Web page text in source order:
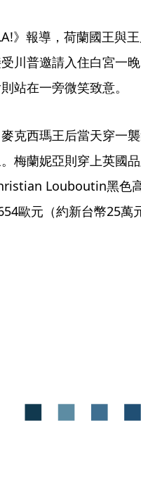
》報導，荷蘭國王與
川普邀請入住白宮一
站在一旁微笑致意。
克西瑪王后當天穿一
梅蘭妮亞則穿上英國
Louboutin黑色
歐元（約新台幣25萬